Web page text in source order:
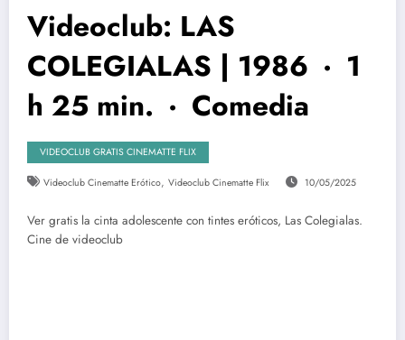
Videoclub: LAS
COLEGIALAS | 1986 · 1
h 25 min. · Comedia
VIDEOCLUB GRATIS CINEMATTE FLIX
Videoclub Cinematte Erótico, Videoclub Cinematte Flix 10/05/2025
Ver gratis la cinta adolescente con tintes eróticos, Las Colegialas.
Cine de videoclub